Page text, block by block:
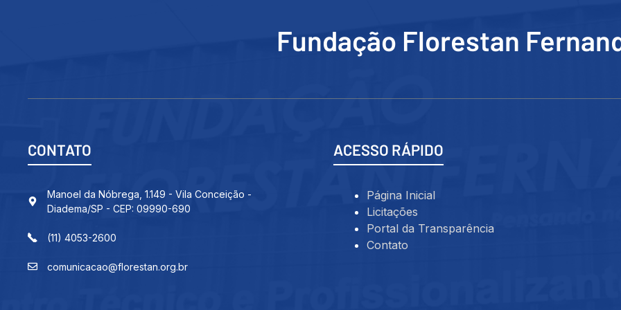
Fundação Florestan
CONTATO
Manoel da Nóbrega, 1.149 - Vila Conceição -
Diadema/SP - CEP: 09990-690
(11) 4053-2600
comunicacao@florestan.org.br
ACESSO RÁPIDO
Página Inicial
Licitações
Portal da Transparência
Contato